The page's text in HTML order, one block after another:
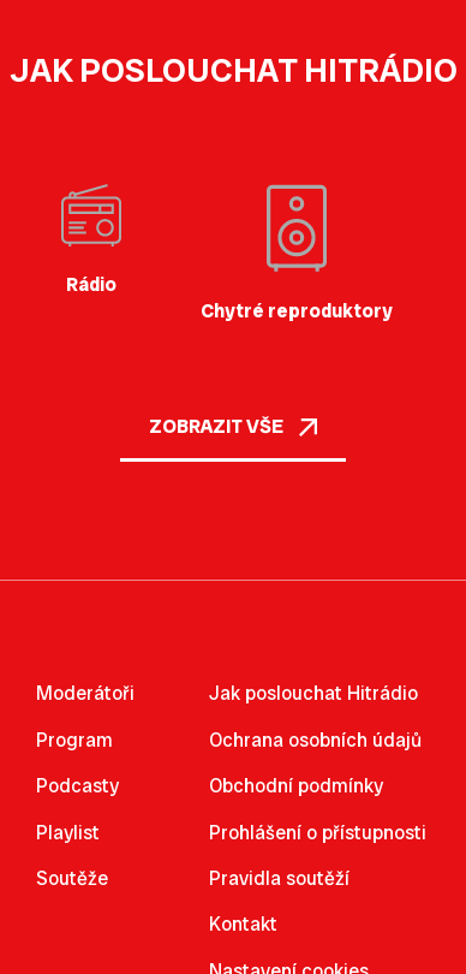
JAK POSLOUCHAT HITRÁDIO
Rádio
Chytré reproduktory
ZOBRAZIT VŠE
Moderátoři
Program
Podcasty
Playlist
Soutěže
Jak poslouchat Hitrádio
Ochrana osobních údajů
Obchodní podmínky
Prohlášení o přístupnosti
Pravidla soutěží
Kontakt